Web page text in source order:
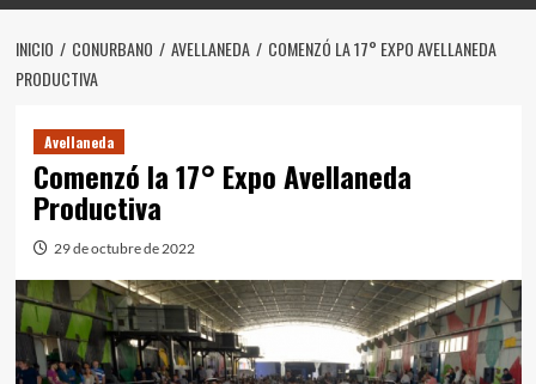
INICIO CONURBANO AVELLANEDA
COMENZÓ LA 17° EXPO AVELLANEDA
PRODUCTIVA
Avellaneda
Comenzó la 17° Expo Avellaneda
Productiva
29 de octubre de 2022